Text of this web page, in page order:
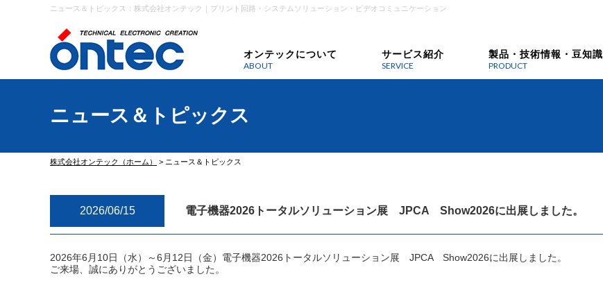
ニュース＆トピックス：株式会社オンテック｜プリント回路・システムソリューション・ビデオコミュニケーション
オンテックについて
ABOUT
サービス紹介
SERVICE
製品・技術情報・豆知識
PRODUCT
ニュース＆トピックス
株式会社オンテック（ホーム） > ニュース＆トピックス
2026/06/15 電子機器2026トータルソリューション展 JPCA Show2026に出展しました。
2026年6月10日（水）～6月12日（金）電子機器2026トータルソリューション展 JPCA Show2026に出展しました。
ご来場、誠にありがとうございました。